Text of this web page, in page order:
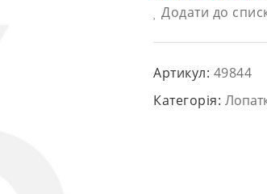
Додати до
Артикул: 49844
Категорія: